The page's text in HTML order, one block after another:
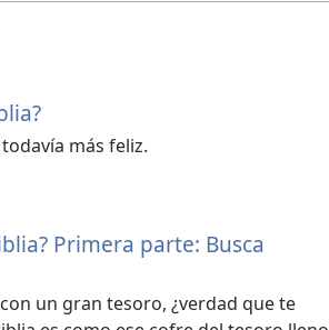
más feliz.
Primera parte: Busca
un gran tesoro, ¿verdad que te